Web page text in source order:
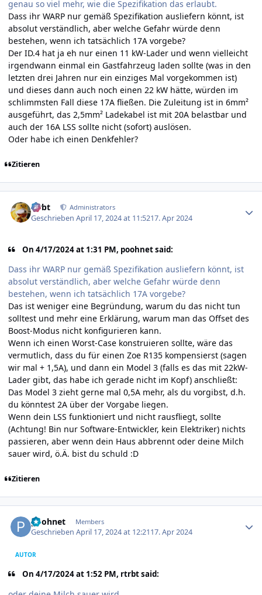
genau so viel mehr, wie die Spezifikation das erlaubt.
Dass ihr WARP nur gemäß Spezifikation ausliefern könnt, ist
absolut verständlich, aber welche Gefahr würde denn
bestehen, wenn ich tatsächlich 17A vorgebe?
Der ID.4 hat ja eh nur einen 11 kW-Lader und wenn vielleicht
irgendwann einmal ein Gastfahrzeug laden sollte (was in den
letzten drei Jahren nur ein einziges Mal vorgekommen ist)
und dieses dann auch noch einen 22 kW hätte, würden im
schlimmsten Fall diese 17A fließen. Die Zuleitung ist in 6mm²
ausgeführt, das 2,5mm² Ladekabel ist mit 20A belastbar und
auch der 16A LSS sollte nicht (sofort) auslösen.
Oder habe ich einen Denkfehler?
Zitieren
rtrbt Administrators
GeschriebenApril 17, 2024 at 11:5217. Apr 2024
On 4/17/2024 at 1:31 PM, poohnet said:
Dass ihr WARP nur gemäß Spezifikation ausliefern könnt, ist
absolut verständlich, aber welche Gefahr würde denn
bestehen, wenn ich tatsächlich 17A vorgebe?
Das ist weniger eine Begründung, warum du das nicht tun
solltest und mehr eine Erklärung, warum man das Offset des
Boost-Modus nicht konfigurieren kann.
Wenn ich einen Worst-Case konstruieren sollte, wäre das
vermutlich, dass du für einen Zoe R135 kompensierst (sagen
wir mal + 1,5A), und dann ein Model 3 (falls es das mit 22kW-
Lader gibt, das habe ich gerade nicht im Kopf) anschließt:
Das Model 3 zieht gerne mal 0,5A mehr, als du vorgibst, d.h.
du könntest 2A über der Vorgabe liegen.
Wenn dein LSS funktioniert und nicht rausfliegt, sollte
(Achtung! Bin nur Software-Entwickler, kein Elektriker) nichts
passieren, aber wenn dein Haus abbrennt oder deine Milch
sauer wird, ö.Ä. bist du schuld :D
Zitieren
poohnet Members
GeschriebenApril 17, 2024 at 12:2117. Apr 2024
AUTOR
On 4/17/2024 at 1:52 PM, rtrbt said: